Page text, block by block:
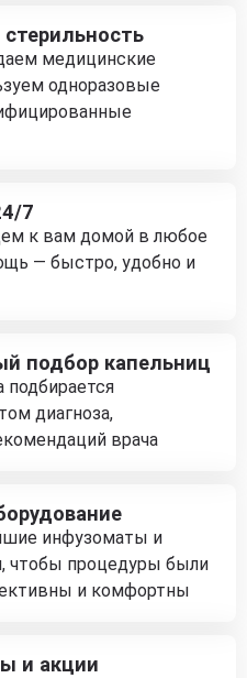
медицинские
одноразовые
7
к вам домой в любое
— быстро, удобно и
подбор капельниц
диагноза,
врача
инфузоматы и
чтобы процедуры были
и комфортны
и акции